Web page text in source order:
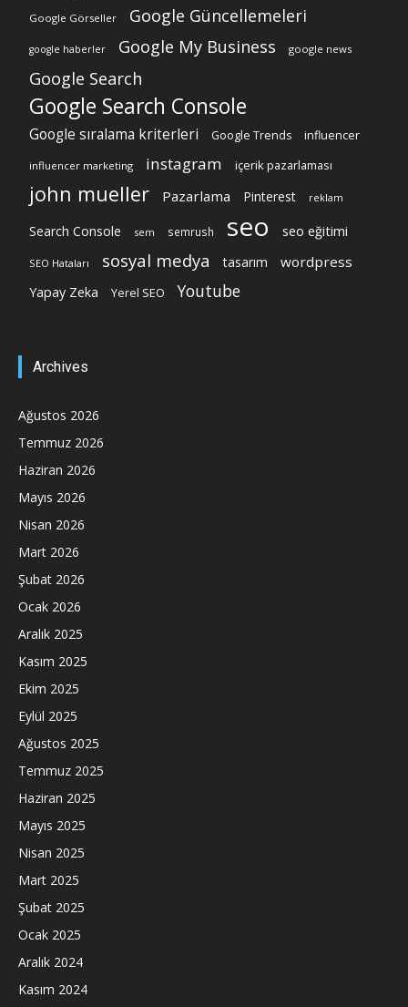
Google Görseller Google Güncellemeleri
google haberler Google My Business google news
Google Search
Google Search Console
Google sıralama kriterleri Google Trends influencer
influencer marketing instagram içerik pazarlaması
john mueller Pazarlama Pinterest reklam
Search Console sem semrush seo seo eğitimi
SEO Hataları sosyal medya tasarım wordpress
Yapay Zeka Yerel SEO Youtube
Archives
Ağustos 2026
Temmuz 2026
Haziran 2026
Mayıs 2026
Nisan 2026
Mart 2026
Şubat 2026
Ocak 2026
Aralık 2025
Kasım 2025
Ekim 2025
Eylül 2025
Ağustos 2025
Temmuz 2025
Haziran 2025
Mayıs 2025
Nisan 2025
Mart 2025
Şubat 2025
Ocak 2025
Aralık 2024
Kasım 2024